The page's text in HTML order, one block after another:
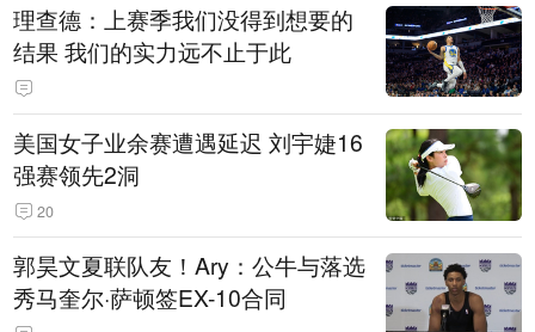
理查德：上赛季我们没得到想要的
结果 我们的实力远不止于此
美国女子业余赛遭遇延迟 刘宇婕16
强赛领先2洞
20
郭昊文夏联队友！Ary：公牛与落选
秀马奎尔·萨顿签EX-10合同